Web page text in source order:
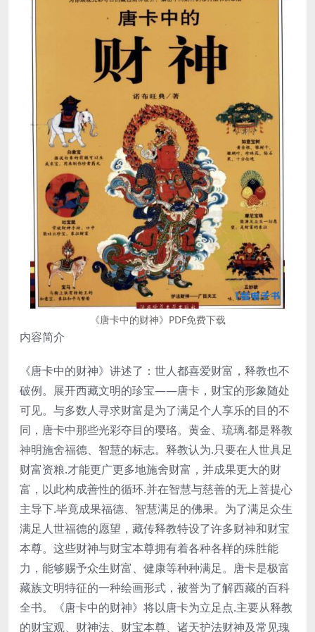
《唐卡中的财神》PDF免费下载
内容简介
《唐卡中的财神》讲述了：世人都喜爱财富，释教也不
破例。展开西藏文明的珍宝——唐卡，财宝的形象随处
可见。与多数人寻求财富是为了满足个人享乐的目的不
同，唐卡中那些光彩夺目的璎珞。黄金、琉璃.都是释教
神明施舍福德、智慧的标志。释教认为.只要在人世具足
财富资粮.才能更广更多地施舍财富，并成果更大的财
富，以此构成善性的循环.并在智慧与慈善的无上菩提心
主导下.毕竟成果福德、智慧满足的佛果。为了满足众生
满足人世福德的愿望，藏传释教特设了许多财神和财宝
本尊。这些财神与财宝本尊拥有着各种各样的殊胜能
力，能够赐予众生财富、健康等种种满足。唐卡是极富
藏族文明特征的一种绘画形式，被誉为了解西藏的百科
全书。《唐卡中的财神》将以唐卡为立足点.主要从释教
的财宝观、财神法、财宝本尊、诸天护法财神及常见瑰